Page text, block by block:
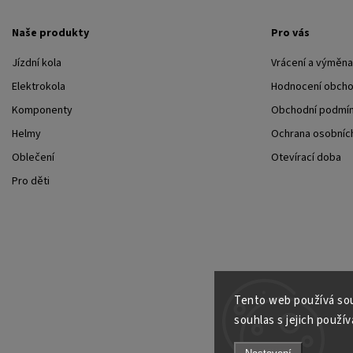
Tento web používá
souhlas s jejich
Naše produkty
Jízdní kola
Elektrokola
Komponenty
Helmy
Oblečení
Pro děti
Pro vás
Vrácení a
Hodnocení
Obchodní
Ochrana
Otevírací doba